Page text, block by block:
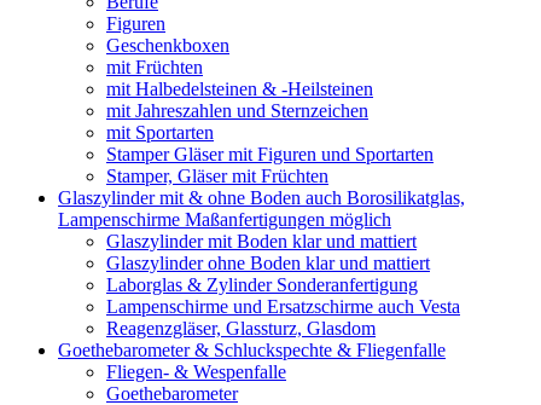
Figuren
Geschenkboxen
mit Früchten
mit Halbedelsteinen & -Heilsteinen
mit Jahreszahlen und Sternzeichen
mit Sportarten
Stamper Gläser mit Figuren und Sportarten
Stamper, Gläser mit Früchten
Glaszylinder mit & ohne Boden auch Borosilikatglas,
Lampenschirme Maßanfertigungen möglich
Glaszylinder mit Boden klar und mattiert
Glaszylinder ohne Boden klar und mattiert
Laborglas & Zylinder Sonderanfertigung
Lampenschirme und Ersatzschirme auch Vesta
Reagenzgläser, Glassturz, Glasdom
Goethebarometer & Schluckspechte & Fliegenfalle
Fliegen- & Wespenfalle
Goethebarometer